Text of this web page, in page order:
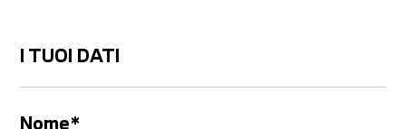
I TUOI DATI
Nome*